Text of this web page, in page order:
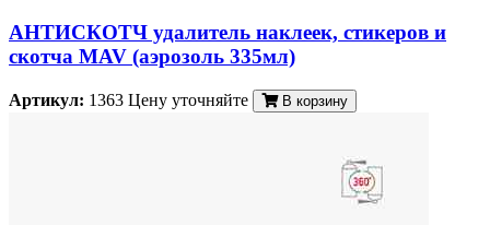
АНТИСКОТЧ удалитель наклеек, стикеров и
скотча MAV (аэрозоль 335мл)
Артикул: 1363 Цену уточняйте В корзину